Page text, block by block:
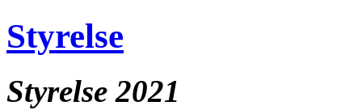
Styrelse
Styrelse 2021